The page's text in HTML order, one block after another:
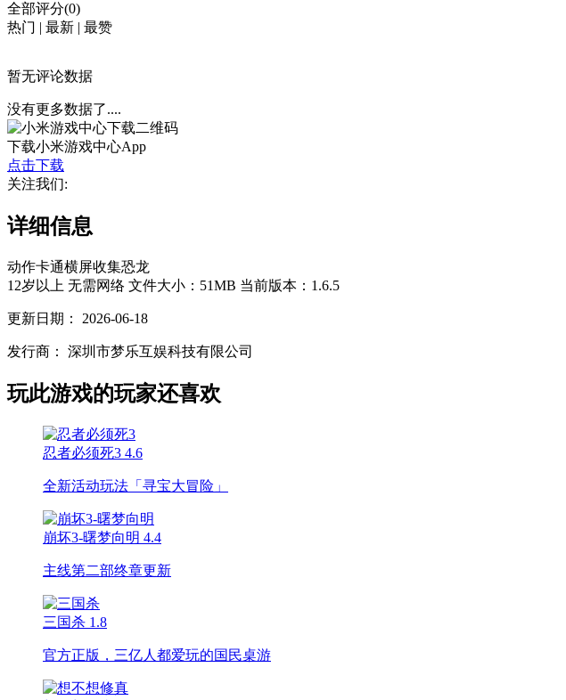
全部评分(0)
热门 | 最新 | 最赞
暂无评论数据
没有更多数据了....
下载小米游戏中心App
点击下载
关注我们:
详细信息
动作卡通横屏收集恐龙
12岁以上 无需网络 文件大小：51MB 当前版本：1.6.5
更新日期： 2026-06-18
发行商： 深圳市梦乐互娱科技有限公司
玩此游戏的玩家还喜欢
忍者必须死3 4.6
全新活动玩法「寻宝大冒险」
崩坏3-曙梦向明 4.4
主线第二部终章更新
三国杀 1.8
官方正版，三亿人都爱玩的国民桌游